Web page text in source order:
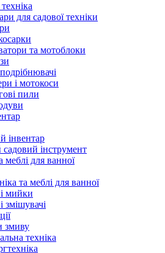
для садової техніки
та мотоблоки
і мотокоси
пили
інвентар
інструмент
меблі для ванної
та меблі для ванної
мийки
змішувачі
змиву
техніка